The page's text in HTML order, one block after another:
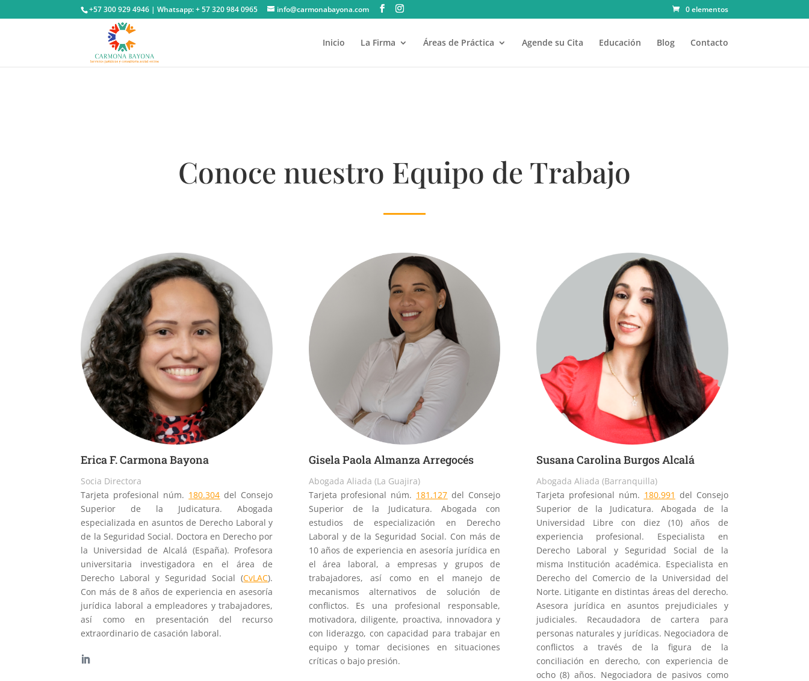
+57 300 929 4946 | Whatsapp: + 57 320 984 0965 info@carmonabayona.com 0 elementos
Inicio La Firma Áreas de Práctica Agende su Cita Educación Blog Contacto
Conoce nuestro Equipo de Trabajo
Erica F. Carmona Bayona
Socia Directora
Tarjeta profesional núm. 180.304 del Consejo
Superior de la Judicatura. Abogada
especializada en asuntos de Derecho Laboral y
de la Seguridad Social. Doctora en Derecho por
la Universidad de Alcalá (España). Profesora
universitaria investigadora en el área de
Derecho Laboral y Seguridad Social (CvLAC).
Con más de 8 años de experiencia en asesoría
jurídica laboral a empleadores y trabajadores,
así como en presentación del recurso
extraordinario de casación laboral.
Gisela Paola Almanza Arregocés
Abogada Aliada (La Guajira)
Tarjeta profesional núm. 181.127 del Consejo
Superior de la Judicatura. Abogada con
estudios de especialización en Derecho
Laboral y de la Seguridad Social. Con más de
10 años de experiencia en asesoría jurídica en
el área laboral, a empresas y grupos de
trabajadores, así como en el manejo de
mecanismos alternativos de solución de
conflictos. Es una profesional responsable,
motivadora, diligente, proactiva, innovadora y
con liderazgo, con capacidad para trabajar en
equipo y tomar decisiones en situaciones
críticas o bajo presión.
Susana Carolina Burgos Alcalá
Abogada Aliada (Barranquilla)
Tarjeta profesional núm. 180.991 del Consejo
Superior de la Judicatura. Abogada de la
Universidad Libre con diez (10) años de
experiencia profesional. Especialista en
Derecho Laboral y Seguridad Social de la
misma Institución académica. Especialista en
Derecho del Comercio de la Universidad del
Norte. Litigante en distintas áreas del derecho.
Asesora jurídica en asuntos prejudiciales y
judiciales. Recaudadora de cartera para
personas naturales y jurídicas. Negociadora de
conflictos a través de la figura de la
conciliación en derecho, con experiencia de
ocho (8) años. Negociadora de pasivos como